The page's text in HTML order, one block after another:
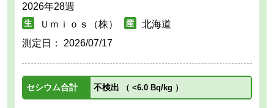
2026年28週
Ｕｍｉｏｓ（株）
北海道
測定日： 2026/07/17
セシウム合計 不検出 （ <6.0 Bq/kg ）